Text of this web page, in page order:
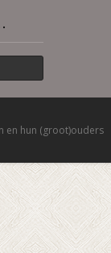
en hun (groot)ouders